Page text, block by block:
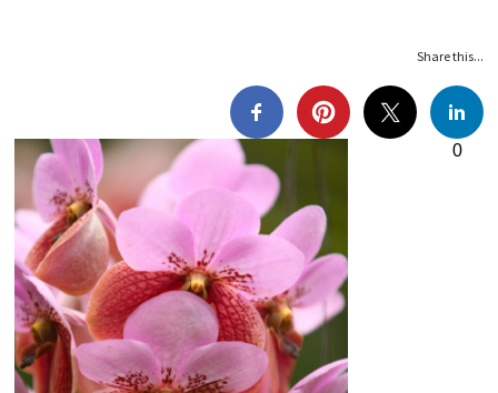
Share this...
0